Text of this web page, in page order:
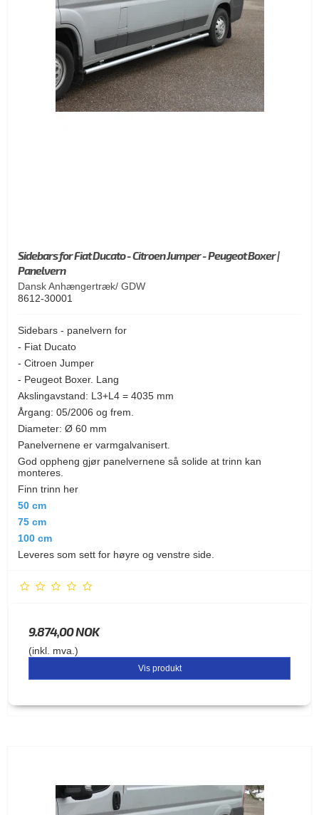
Sidebars for Fiat Ducato - Citroen Jumper - Peugeot Boxer |
Panelvern
Dansk Anhængertræk/ GDW
8612-30001
Sidebars - panelvern for
- Fiat Ducato
- Citroen Jumper
- Peugeot Boxer. Lang
Akslingavstand: L3+L4 = 4035 mm
Årgang: 05/2006 og frem.
Diameter: Ø 60 mm
Panelvernene er varmgalvanisert.
God oppheng gjør panelvernene så solide at trinn kan
monteres.
Finn trinn her
50 cm
75 cm
100 cm
Leveres som sett for høyre og venstre side.
9.874,00 NOK
(inkl. mva.)
Vis produkt